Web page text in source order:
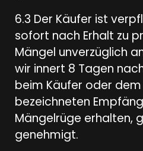
6.3 Der Käufer ist
sofort nach Erhalt zu
Mängel unverzüglich
wir innert 8 Tagen
beim Käufer oder
bezeichneten
Mängelrüge erhalten,
genehmigt.